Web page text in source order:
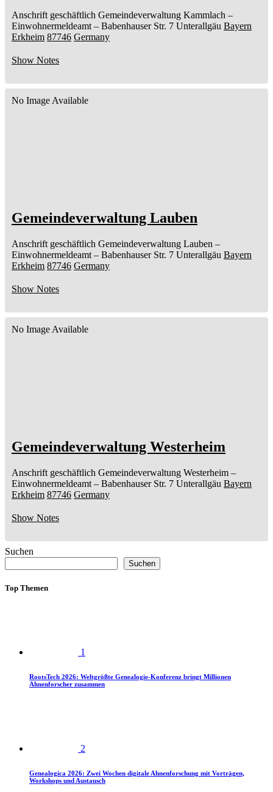
Anschrift geschäftlich Gemeindeverwaltung Kammlach –
Einwohnermeldeamt – Babenhauser Str. 7 Unterallgäu Bayern
Erkheim 87746 Germany
Show Notes
No Image Available
Gemeindeverwaltung Lauben
Anschrift geschäftlich Gemeindeverwaltung Lauben –
Einwohnermeldeamt – Babenhauser Str. 7 Unterallgäu Bayern
Erkheim 87746 Germany
Show Notes
No Image Available
Gemeindeverwaltung Westerheim
Anschrift geschäftlich Gemeindeverwaltung Westerheim –
Einwohnermeldeamt – Babenhauser Str. 7 Unterallgäu Bayern
Erkheim 87746 Germany
Show Notes
Suchen
Suchen
Top Themen
1
RootsTech 2026: Weltgrößte Genealogie-Konferenz bringt Millionen
Ahnenforscher zusammen
2
Genealogica 2026: Zwei Wochen digitale Ahnenforschung mit Vorträgen,
Workshops und Austausch